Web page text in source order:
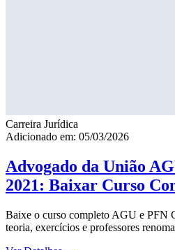
Carreira Jurídica
Adicionado em: 05/03/2026
Advogado da União
2021: Baixar Curso
Baixe o curso completo AGU e PFN
teoria, exercícios e professores